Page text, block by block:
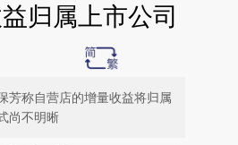
归属上市公司
芳称自营店的增量收益将归属
尚不明晰